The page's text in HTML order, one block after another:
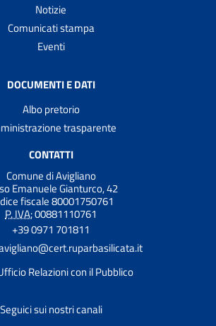
Notizie
Comunicati stampa
Eventi
DOCUMENTI E DATI
Albo pretorio
trasparente
CONTATTI
Comune di Avigliano
Emanuele Gianturco, 42
fiscale 80001750761
P. IVA:00881110761
+39 0971 701811
Relazioni con il Pubblico
Seguici sui nostri canali